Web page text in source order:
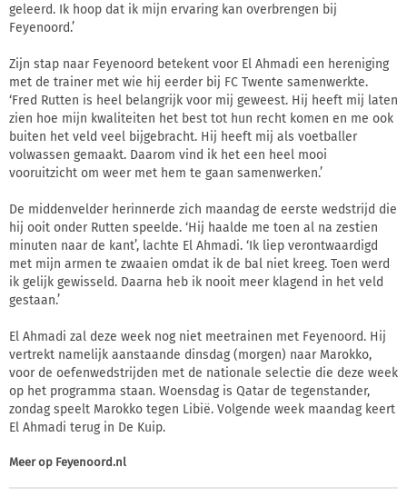
geleerd. Ik hoop dat ik mijn ervaring kan overbrengen bij
Feyenoord.’
Zijn stap naar Feyenoord betekent voor El Ahmadi een hereniging
met de trainer met wie hij eerder bij FC Twente samenwerkte.
‘Fred Rutten is heel belangrijk voor mij geweest. Hij heeft mij laten
zien hoe mijn kwaliteiten het best tot hun recht komen en me ook
buiten het veld veel bijgebracht. Hij heeft mij als voetballer
volwassen gemaakt. Daarom vind ik het een heel mooi
vooruitzicht om weer met hem te gaan samenwerken.’
De middenvelder herinnerde zich maandag de eerste wedstrijd die
hij ooit onder Rutten speelde. ‘Hij haalde me toen al na zestien
minuten naar de kant’, lachte El Ahmadi. ‘Ik liep verontwaardigd
met mijn armen te zwaaien omdat ik de bal niet kreeg. Toen werd
ik gelijk gewisseld. Daarna heb ik nooit meer klagend in het veld
gestaan.’
El Ahmadi zal deze week nog niet meetrainen met Feyenoord. Hij
vertrekt namelijk aanstaande dinsdag (morgen) naar Marokko,
voor de oefenwedstrijden met de nationale selectie die deze week
op het programma staan. Woensdag is Qatar de tegenstander,
zondag speelt Marokko tegen Libië. Volgende week maandag keert
El Ahmadi terug in De Kuip.
Meer op Feyenoord.nl